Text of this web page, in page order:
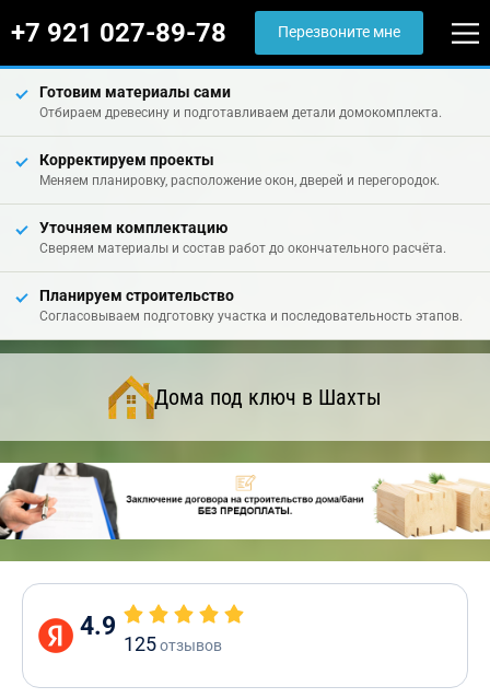
+7 921 027-89-78 Перезвоните мне
Готовим материалы сами
Отбираем древесину и подготавливаем детали домокомплекта.
Корректируем проекты
Меняем планировку, расположение окон, дверей и перегородок.
Уточняем комплектацию
Сверяем материалы и состав работ до окончательного расчёта.
Планируем строительство
Согласовываем подготовку участка и последовательность этапов.
Дома под ключ в Шахты
4.9
125отзывов